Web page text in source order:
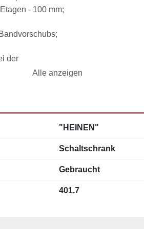
der
mit Riemenrad - 1.400 U / min.
Alle anzeigen
"HEINEN"
Schaltschrank
Gebraucht
401.7